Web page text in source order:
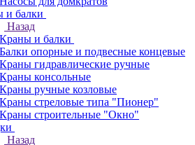
и балки
Назад
Краны и балки
Балки опорные и подвесные концевые
Краны гидравлические ручные
Краны консольные
Краны ручные козловые
Краны стреловые типа "Пионер"
Краны строительные "Окно"
Назад